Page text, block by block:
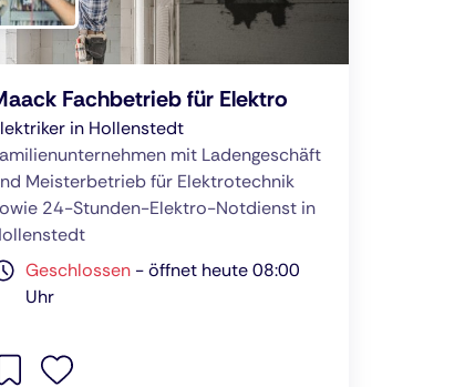
Fachbetrieb für Elektro
in Hollenstedt
mit Ladengeschäft
Meisterbetrieb für Elektrotechnik
24-Stunden-Elektro-Notdienst in
Geschlossen -öffnet heute 08:00
Uhr